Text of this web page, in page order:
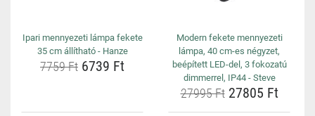
Ipari mennyezeti lámpa fekete
35 cm állítható - Hanze
7759 Ft 6739 Ft
Modern fekete mennyezeti
lámpa, 40 cm-es négyzet,
beépített LED-del, 3 fokozatú
dimmerrel, IP44 - Steve
27995 Ft27805 Ft